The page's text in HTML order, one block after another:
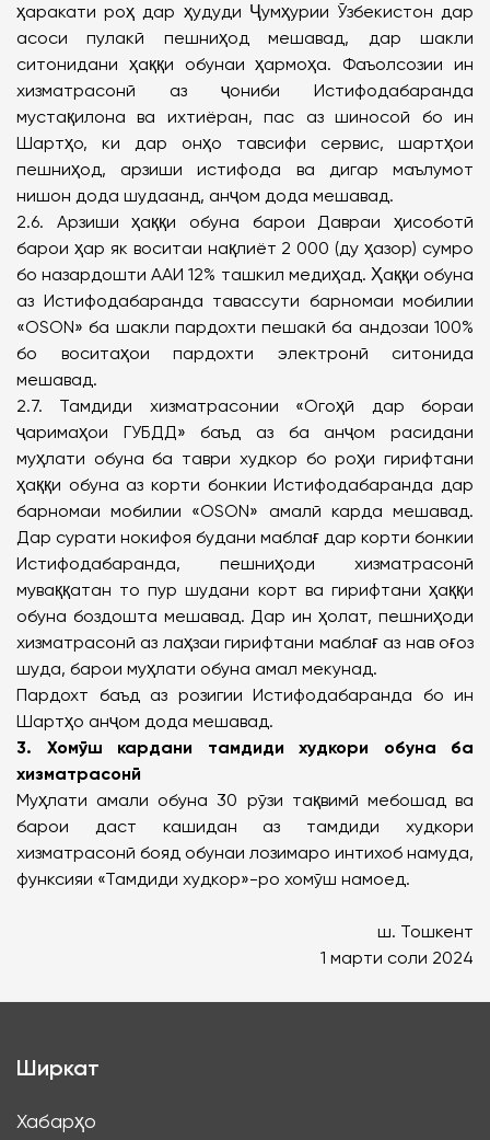
ҳаракати роҳ дар ҳудуди Ҷумҳурии Ӯзбекистон дар
асоси пулакӣ пешниҳод мешавад, дар шакли
ситонидани ҳаққи обунаи ҳармоҳа. Фаъолсозии ин
хизматрасонӣ аз ҷониби Истифодабаранда
мустақилона ва ихтиёран, пас аз шиносоӣ бо ин
Шартҳо, ки дар онҳо тавсифи сервис, шартҳои
пешниҳод, арзиши истифода ва дигар маълумот
нишон дода шудаанд, анҷом дода мешавад.
2.6. Арзиши ҳаққи обуна барои Давраи ҳисоботӣ
барои ҳар як воситаи нақлиёт 2 000 (ду ҳазор) сумро
бо назардошти ААИ 12% ташкил медиҳад. Ҳаққи обуна
аз Истифодабаранда тавассути барномаи мобилии
«OSON» ба шакли пардохти пешакӣ ба андозаи 100%
бо воситаҳои пардохти электронӣ ситонида
мешавад.
2.7. Тамдиди хизматрасонии «Огоҳӣ дар бораи
ҷаримаҳои ГУБДД» баъд аз ба анҷом расидани
муҳлати обуна ба таври худкор бо роҳи гирифтани
ҳаққи обуна аз корти бонкии Истифодабаранда дар
барномаи мобилии «OSON» амалӣ карда мешавад.
Дар сурати нокифоя будани маблағ дар корти бонкии
Истифодабаранда, пешниҳоди хизматрасонӣ
муваққатан то пур шудани корт ва гирифтани ҳаққи
обуна боздошта мешавад. Дар ин ҳолат, пешниҳоди
хизматрасонӣ аз лаҳзаи гирифтани маблағ аз нав оғоз
шуда, барои муҳлати обуна амал мекунад.
Пардохт баъд аз розигии Истифодабаранда бо ин
Шартҳо анҷом дода мешавад.
3. Хомӯш кардани тамдиди худкори обуна ба
хизматрасонӣ
Муҳлати амали обуна 30 рӯзи тақвимӣ мебошад ва
барои даст кашидан аз тамдиди худкори
хизматрасонӣ бояд обунаи лозимаро интихоб намуда,
функсияи «Тамдиди худкор»-ро хомӯш намоед.
ш. Тошкент
1 марти соли 2024
Ширкат
Хабарҳо